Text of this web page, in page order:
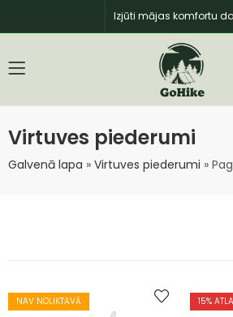
Izjūti mājas komfortu
Virtuves piederumi
Galvenā lapa » Virtuves piederumi »
NAV NOLIKTAVĀ 15%